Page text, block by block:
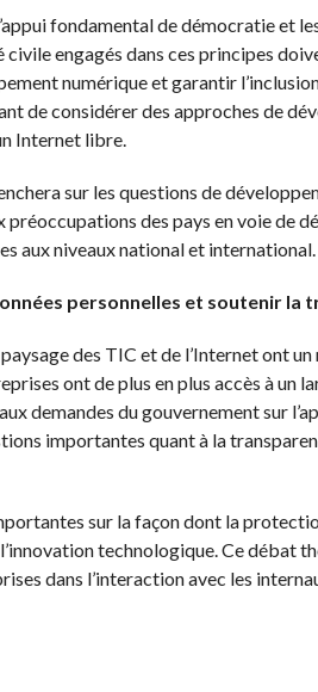
fondamental de démocratie et
civile engagés dans ces principes
numérique et garantir
de considérer des approches de
Internet libre.
sur les questions de
préoccupations des pays en voie de
aux niveaux national et international.
personnelles et soutenir la
des TIC et de l’Internet ont
ont de plus en plus accès à un
demandes du gouvernement sur
importantes quant à la
sur la façon dont la
technologique. Ce débat
dans l’interaction avec les